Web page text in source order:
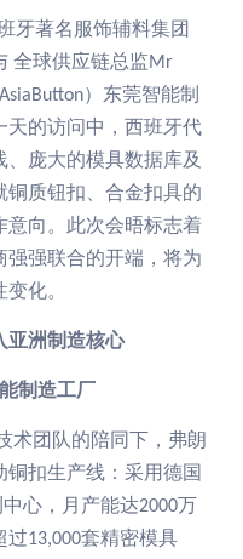
牙著名服饰辅料集团
全球供应链总监Mr
AsiaButton）东莞智能制
天的访问中，西班牙代
庞大的模具数据库及
铜质钮扣、合金扣具的
意向。此次会晤标志着
强强联合的开端，将为
化。
亚洲制造核心
制造工厂
术团队的陪同下，弗朗
扣生产线：采用德国
心，月产能达2000万
过13,000套精密模具